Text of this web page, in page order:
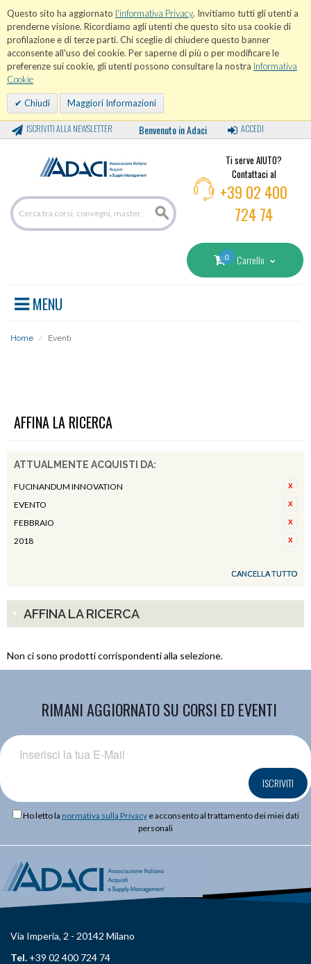
Questo sito ha aggiornato l'informativa Privacy. Invitiamo tutti gli utenti a
prenderne visione. Ricordiamo agli utenti che questo sito usa cookie di
profilazione e di terze parti. Chi sceglie di chiudere questo banner
acconsente all'uso dei cookie. Per saperne di più o per modificare le
preferenze sui cookie, gli utenti possono consultare la nostra Informativa
Cookie
Chiudi Maggiori Informazioni
ISCRIVITI ALLA NEWSLETTER Benvenuto in Adaci ACCEDI
Ti serve AIUTO?
Contattaci al
+39 02 400
724 74
0 Carrello
MENU
Home / Eventi
AFFINA LA RICERCA
ATTUALMENTE ACQUISTI DA:
FUCINANDUM INNOVATION
EVENTO
FEBBRAIO
2018
CANCELLA TUTTO
AFFINA LA RICERCA
Non ci sono prodotti corrispondenti alla selezione.
RIMANI AGGIORNATO SU CORSI ED EVENTI
ISCRIVITI
Ho letto la normativa sulla Privacye acconsento al trattamento dei miei dati
personali
Via Imperia, 2 - 20142 Milano
Tel. +39 02 400 724 74